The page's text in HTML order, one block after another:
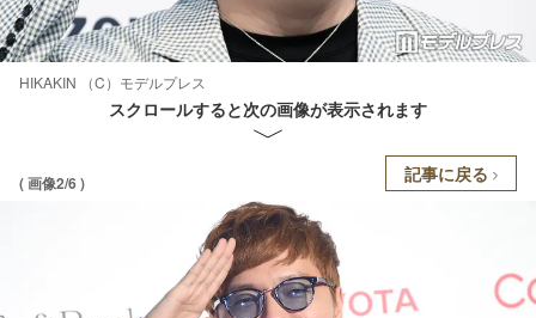
HIKAKIN （C）モデルプレス
スクロールすると次の画像が表示されます
( 画像2/6 ) 記事に戻る